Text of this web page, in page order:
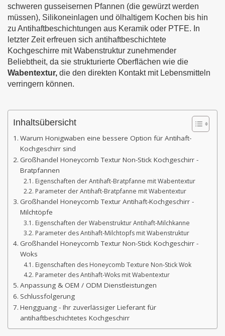
schweren gusseisernen Pfannen (die gewürzt werden
müssen), Silikoneinlagen und ölhaltigem Kochen bis hin
zu Antihaftbeschichtungen aus Keramik oder PTFE. In
letzter Zeit erfreuen sich antihaftbeschichtete
Kochgeschirre mit Wabenstruktur zunehmender
Beliebtheit, da sie strukturierte Oberflächen wie die
Wabentextur, die den direkten Kontakt mit Lebensmitteln
verringern können.
Inhaltsübersicht
Warum Honigwaben eine bessere Option für Antihaft-
Kochgeschirr sind
Großhandel Honeycomb Textur Non-Stick Kochgeschirr -
Bratpfannen
Eigenschaften der Antihaft-Bratpfanne mit Wabentextur
Parameter der Antihaft-Bratpfanne mit Wabentextur
Großhandel Honeycomb Textur Antihaft-Kochgeschirr -
Milchtöpfe
Eigenschaften der Wabenstruktur Antihaft-Milchkanne
Parameter des Antihaft-Milchtopfs mit Wabenstruktur
Großhandel Honeycomb Textur Non-Stick Kochgeschirr -
Woks
Eigenschaften des Honeycomb Texture Non-Stick Wok
Parameter des Antihaft-Woks mit Wabentextur
Anpassung & OEM / ODM Dienstleistungen
Schlussfolgerung
Hengguang - Ihr zuverlässiger Lieferant für
antihaftbeschichtetes Kochgeschirr